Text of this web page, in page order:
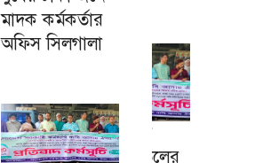
মাদক কর্মকর্তার
অফিস সিলগালা